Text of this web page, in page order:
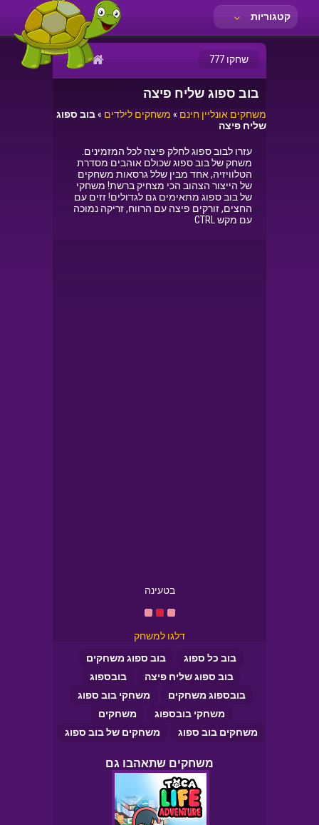
קטגוריות
שחקו 777
בוב ספוג שליח פיצה
משחקים אונליין חינם » משחקים לילדים »בוב ספוג
שליח פיצה
עזרו לבוב ספוג לחלק פיצה לכל המזמינים.
משחק של בוב ספוג שכולם אוהבים מסדרת
הטלוויזיה, אחד מבין שלל גרסאות משחקים
של הייצור הצהוב הכי מצחיק ברשת! משחקי
של בוב ספוג מתאימים גם לגדולים! זזים עם
החצים, זורקים פיצה עם הרווח, זריקה נמוכה
עם מקש CTRL
בטעינה
דלגו למשחק
בוב כל ספוג
בוב ספוג משחקים
בוב ספוג שליח פיצה
בובספוג
בובספוג משחקים
משחקי בוב ספוג
משחקי בובספוג
משחקים
משחקים בוב ספוג
משחקים של בוב ספוג
משחקים שתאהבו גם